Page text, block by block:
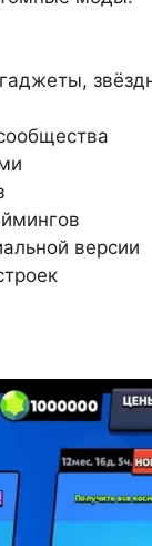
версии